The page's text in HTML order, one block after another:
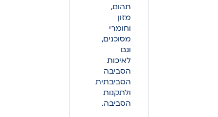
תהום,
מזון
וחומרי
מסוכנים,
וגם
לאיכות
הסביבה
הסביבתית
ולתקנות
הסביבה.